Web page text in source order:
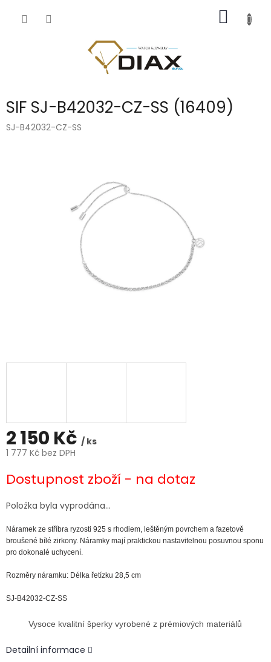
KOŠÍK
SIF SJ-B42032-CZ-SS (16409)
SJ-B42032-CZ-SS
2 150 Kč / ks
1 777 Kč bez DPH
cena:
Dostupnost zboží - na dotaz
Položka byla vyprodána…
Náramek ze stříbra ryzosti 925 s rhodiem, leštěným povrchem a fazetově
broušené bílé zirkony. Náramky mají praktickou nastavitelnou posuvnou sponu
pro dokonalé uchycení.
Rozměry náramku: Délka řetízku 28,5 cm
SJ-B42032-CZ-SS
Vysoce kvalitní šperky vyrobené z prémiových materiálů
Detailní informace